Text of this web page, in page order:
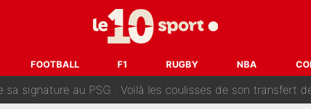
FOOTBALL F1 RUGBY NBA
: Le PSG a dit non au transfert qui bat tous les records sur
ravages à Marseille : L’OM a placé 12 joueurs sur le marché des
sa signature au PSG : Voilà les coulisses de son transfert